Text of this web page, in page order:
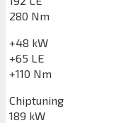
280 Nm
+48 kW
+65 LE
+110 Nm
Chiptuning
189 kW